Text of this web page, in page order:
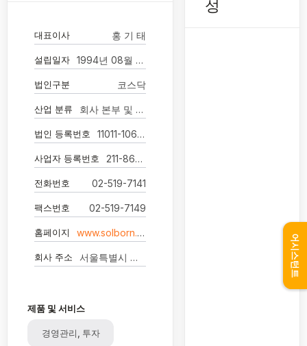
대표이사 홍 기 태
설립일자 1994년 08월 05일
법인구분 코스닥
산업 분류 회사 본부 및 경영 컨설팅 서비스업
법인 등록번호 11011-1064429
사업자 등록번호 211-86-07024
전화번호 02-519-7141
팩스번호 02-519-7149
홈페이지 www.solborn.co.kr
회사 주소 서울특별시 강남구 학동로95길 51 청담동,청담스포피아
제품 및 서비스
경영관리, 투자
성
어시스턴트